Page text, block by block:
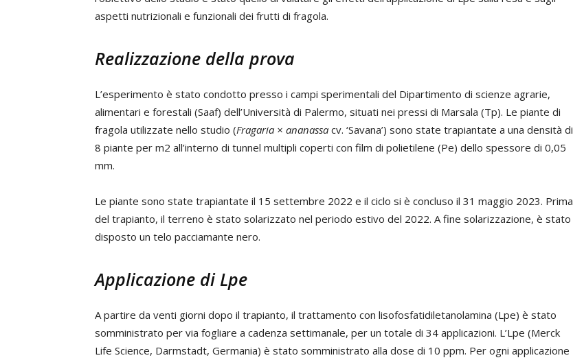
aspetti nutrizionali e funzionali dei frutti di fragola.
Realizzazione della prova
L’esperimento è stato condotto presso i campi sperimentali del Dipartimento di scienze agrarie,
alimentari e forestali (Saaf) dell’Università di Palermo, situati nei pressi di Marsala (Tp). Le piante di
fragola utilizzate nello studio (Fragaria × ananassa cv. ‘Savana’) sono state trapiantate a una densità di
8 piante per m2 all’interno di tunnel multipli coperti con film di polietilene (Pe) dello spessore di 0,05
mm.
Le piante sono state trapiantate il 15 settembre 2022 e il ciclo si è concluso il 31 maggio 2023. Prima
del trapianto, il terreno è stato solarizzato nel periodo estivo del 2022. A fine solarizzazione, è stato
disposto un telo pacciamante nero.
Applicazione di Lpe
A partire da venti giorni dopo il trapianto, il trattamento con lisofosfatidiletanolamina (Lpe) è stato
somministrato per via fogliare a cadenza settimanale, per un totale di 34 applicazioni. L’Lpe (Merck
Life Science, Darmstadt, Germania) è stato somministrato alla dose di 10 ppm. Per ogni applicazione